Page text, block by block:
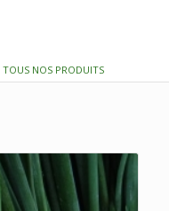
TOUS NOS PRODUITS